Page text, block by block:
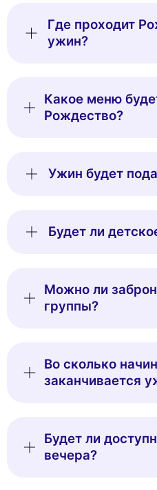
Reject All
Где проходит
ужин?
Какое меню
Рождество?
Ужин будет
Будет ли
Можно ли
группы?
Во сколько
заканчивается
Будет ли
вечера?